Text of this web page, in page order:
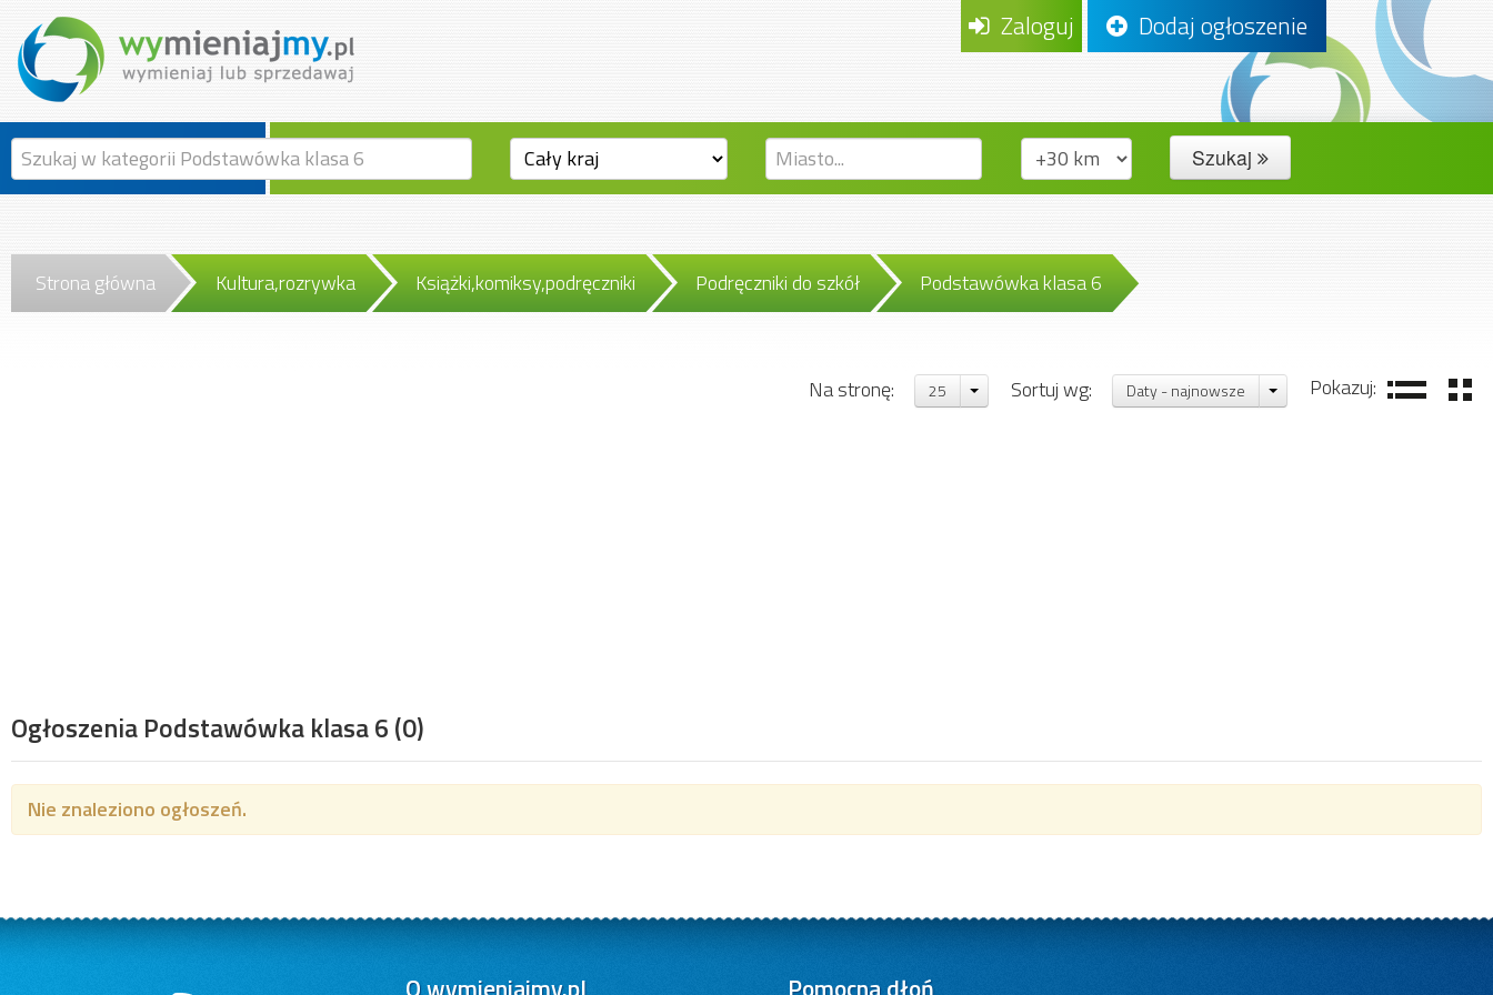
Zaloguj Dodaj ogłoszenie
Szukaj
Strona główna Kultura,rozrywka Książki,komiksy,podręczniki Podręczniki do szkół Podstawówka klasa 6
Ogłoszenia Podstawówka klasa 6(0)
Pokazuj:
Sortuj wg: Daty - najnowsze
Na stronę: 25
Nie znaleziono ogłoszeń.